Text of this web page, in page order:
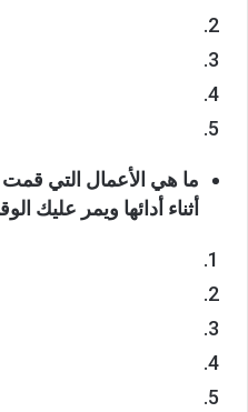
ما هي الأعمال التي
أثناء أدائها ويمر عليك